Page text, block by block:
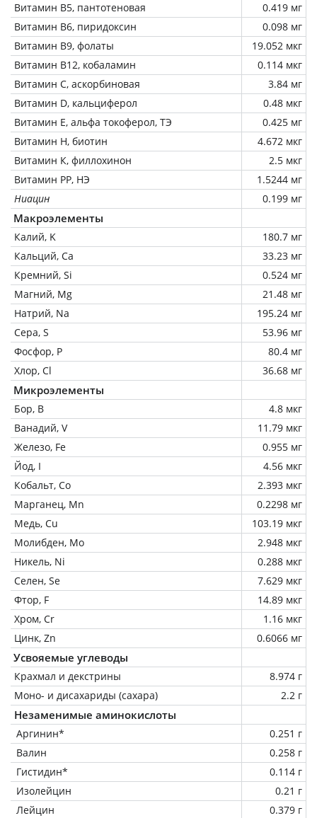
Витамин В5, пантотеновая
0.419 мг
Витамин В6, пиридоксин
0.098 мг
Витамин В9, фолаты
19.052 мкг
Витамин В12, кобаламин
0.114 мкг
Витамин C, аскорбиновая
3.84 мг
Витамин D, кальциферол
0.48 мкг
Витамин Е, альфа токоферол, ТЭ
0.425 мг
Витамин Н, биотин
4.672 мкг
Витамин К, филлохинон
2.5 мкг
Витамин РР, НЭ
1.5244 мг
Ниацин
0.199 мг
Макроэлементы
Калий, K
180.7 мг
Кальций, Ca
33.23 мг
Кремний, Si
0.524 мг
Магний, Mg
21.48 мг
Натрий, Na
195.24 мг
Сера, S
53.96 мг
Фосфор, P
80.4 мг
Хлор, Cl
36.68 мг
Микроэлементы
Бор, B
4.8 мкг
Ванадий, V
11.79 мкг
Железо, Fe
0.955 мг
Йод, I
4.56 мкг
Кобальт, Co
2.393 мкг
Марганец, Mn
0.2298 мг
Медь, Cu
103.19 мкг
Молибден, Mo
2.948 мкг
Никель, Ni
0.288 мкг
Селен, Se
7.629 мкг
Фтор, F
14.89 мкг
Хром, Cr
1.16 мкг
Цинк, Zn
0.6066 мг
Усвояемые углеводы
Крахмал и декстрины
8.974 г
Моно- и дисахариды (сахара)
2.2 г
Незаменимые аминокислоты
Аргинин*
0.251 г
Валин
0.258 г
Гистидин*
0.114 г
Изолейцин
0.21 г
Лейцин
0.379 г